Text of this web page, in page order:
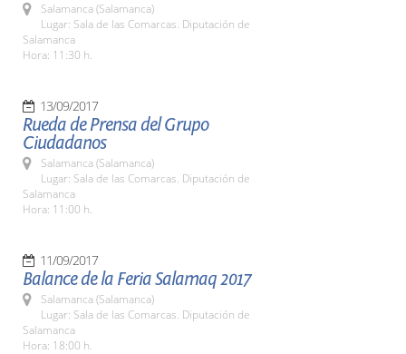
Salamanca (Salamanca)
Lugar: Sala de las Comarcas. Diputación de
Salamanca
Hora: 11:30 h.
13/09/2017
Rueda de Prensa del Grupo
Ciudadanos
Salamanca (Salamanca)
Lugar: Sala de las Comarcas. Diputación de
Salamanca
Hora: 11:00 h.
11/09/2017
Balance de la Feria Salamaq 2017
Salamanca (Salamanca)
Lugar: Sala de las Comarcas. Diputación de
Salamanca
Hora: 18:00 h.